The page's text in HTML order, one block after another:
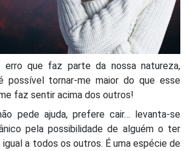
erro que faz parte da nossa natureza,
possível tornar-me maior do que esse
faz sentir acima dos outros!
pede ajuda, prefere cair… levanta-se
pela possibilidade de alguém o ter
igual a todos os outros. É uma espécie de